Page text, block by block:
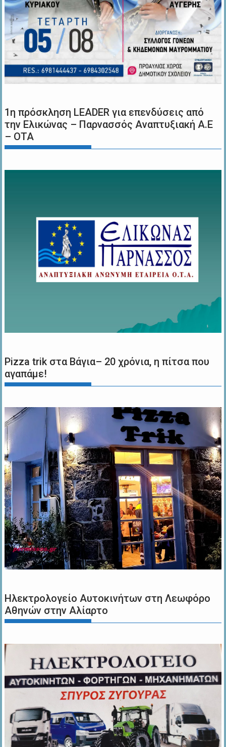
1η πρόσκληση LEADER για επενδύσεις από
την Ελικώνας – Παρνασσός Αναπτυξιακή Α.Ε
– ΟΤΑ
Pizza trik στα Βάγια– 20 χρόνια, η πίτσα που
αγαπάμε!
Ηλεκτρολογείο Αυτοκινήτων στη Λεωφόρο
Αθηνών στην Αλίαρτο